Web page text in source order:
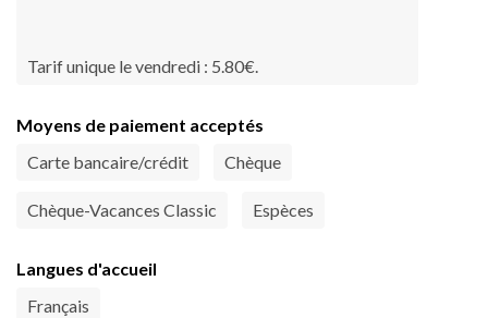
Tarif unique le vendredi : 5.80€.
Moyens de paiement acceptés
Carte bancaire/crédit
Chèque
Chèque-Vacances Classic Espèces
Langues d'accueil
Français